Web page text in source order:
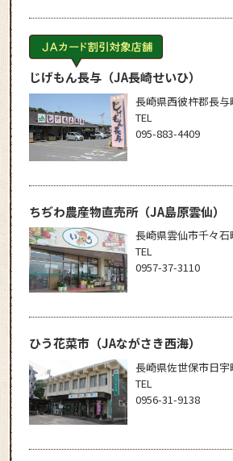
じげもん長与（JA長崎せいひ）
長崎県西彼杵郡長
TEL
095-883-4409
ちぢわ農産物直売所（JA島原雲仙）
長崎県雲仙市千々石
TEL
0957-37-3110
ひう花菜市 （JAながさき西海）
長崎県佐世保市日宇
TEL
0956-31-9138